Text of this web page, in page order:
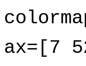
ax=[7